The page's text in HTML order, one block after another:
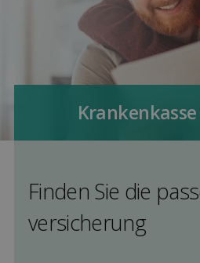
Kranken­kasse
Finden Sie die
versicherung